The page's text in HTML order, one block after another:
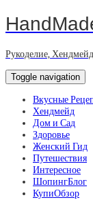
Рукоделие,
Toggle navigation
Вкусные
Хендмейд
Дом и Сад
Здоровье
Женский Гид
Путешествия
Интересное
ШопингБлог
КупиОбзор